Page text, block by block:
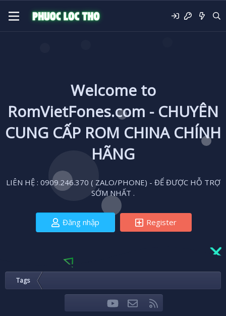
Welcome to
RomVietFones.com - CHUYÊN
CUNG CẤP ROM CHINA CHÍNH
HÃNG
LIÊN HỆ : 0909.246.370 ( ZALO/PHONE) - ĐỂ ĐƯỢC HỖ TRỢ
SỚM NHẤT .
Đăng nhập Register
Tags
FacebookTwitteryoutubeLiên hệ